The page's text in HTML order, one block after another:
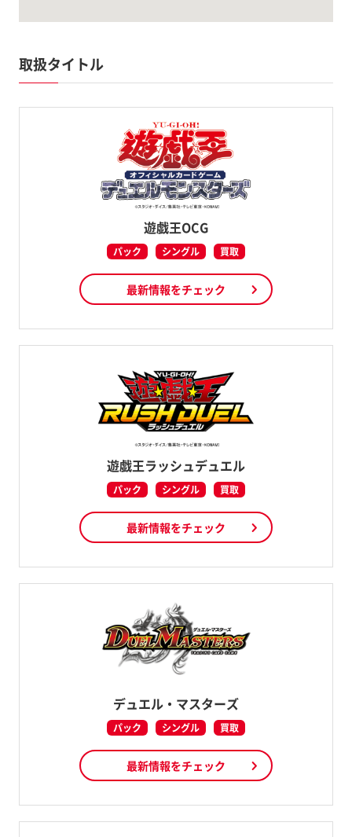
取扱タイトル
遊戯王OCG
パック シングル 買取
最新情報をチェック
遊戯王ラッシュデュエル
パック シングル 買取
最新情報をチェック
デュエル・マスターズ
パック シングル 買取
最新情報をチェック